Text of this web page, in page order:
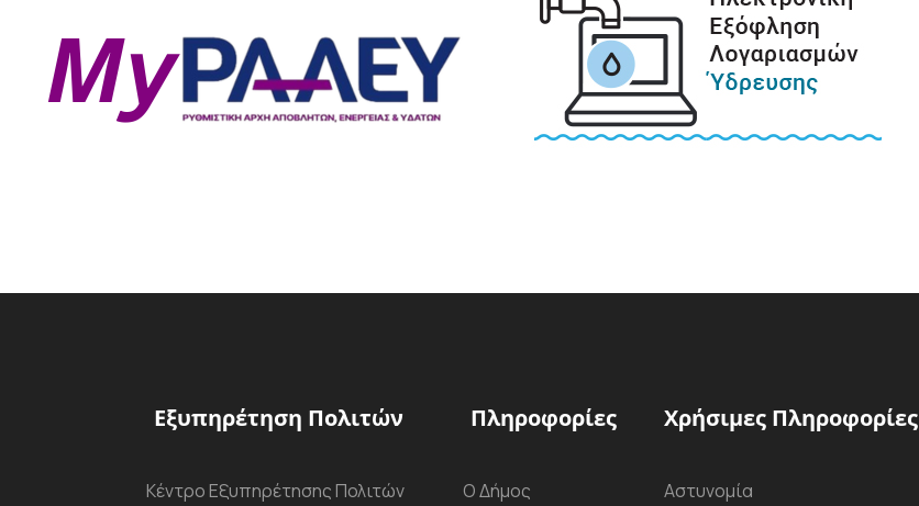
Εξυπηρέτηση Πολιτών
Κέντρο Εξυπηρέτησης Πολιτών
Πληροφορίες
Ο Δήμος
Χρήσιμες Πληροφορίες
Αστυνομία